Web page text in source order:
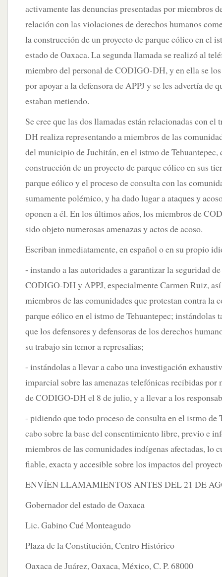
activamente las denuncias presentadas por miembros
relación con las violaciones de derechos humanos
la construcción de un proyecto de parque eólico en el
estado de Oaxaca. La segunda llamada se realizó al
miembro del personal de CODIGO-DH, y en ella se los
por apoyar a la defensora de APPJ y se les advertía de
estaban metiendo.
Se cree que las dos llamadas están relacionadas con
DH realiza representando a miembros de las
del municipio de Juchitán, en el istmo de Tehuantepec,
construcción de un proyecto de parque eólico en sus
parque eólico y el proceso de consulta con las
sumamente polémico, y ha dado lugar a ataques y
oponen a él. En los últimos años, los miembros de
sido objeto numerosas amenazas y actos de acoso.
Escriban inmediatamente, en español o en su propio
- instando a las autoridades a garantizar la seguridad
CODIGO-DH y APPJ, especialmente Carmen Ruiz,
miembros de las comunidades que protestan contra la
parque eólico en el istmo de Tehuantepec; instándolas
que los defensores y defensoras de los derechos
su trabajo sin temor a represalias;
- instándolas a llevar a cabo una investigación
imparcial sobre las amenazas telefónicas recibidas por
de CODIGO-DH el 8 de julio, y a llevar a los
- pidiendo que todo proceso de consulta en el istmo de
cabo sobre la base del consentimiento libre, previo e
miembros de las comunidades indígenas afectadas, lo
fiable, exacta y accesible sobre los impactos del
ENVÍEN LLAMAMIENTOS ANTES DEL 21 DE
Gobernador del estado de Oaxaca
Lic. Gabino Cué Monteagudo
Plaza de la Constitución, Centro Histórico
Oaxaca de Juárez, Oaxaca, México, C. P. 68000